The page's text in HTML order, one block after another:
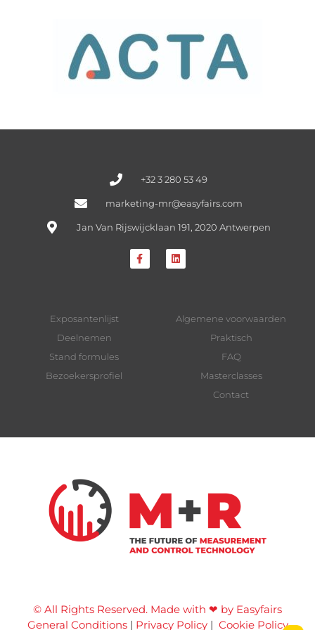
+32 3 280 53 49
marketing-mr@easyfairs.com
Jan Van Rijswijcklaan 191, 2020 Antwerpen
Exposantenlijst
Deelnemen
Stand formules
Bezoekersprofiel
Algemene voorwaarden
Praktisch
FAQ
Masterclasses
Contact
© All Rights Reserved. Made with ❤ by Easyfairs
General Conditions| Privacy Policy| Cookie Policy